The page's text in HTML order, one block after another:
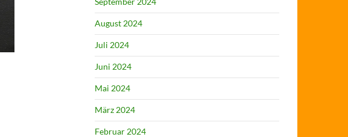
August 2024
Juli 2024
Juni 2024
Mai 2024
März 2024
Februar 2024